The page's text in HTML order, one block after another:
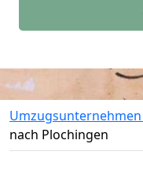
nach Plochingen